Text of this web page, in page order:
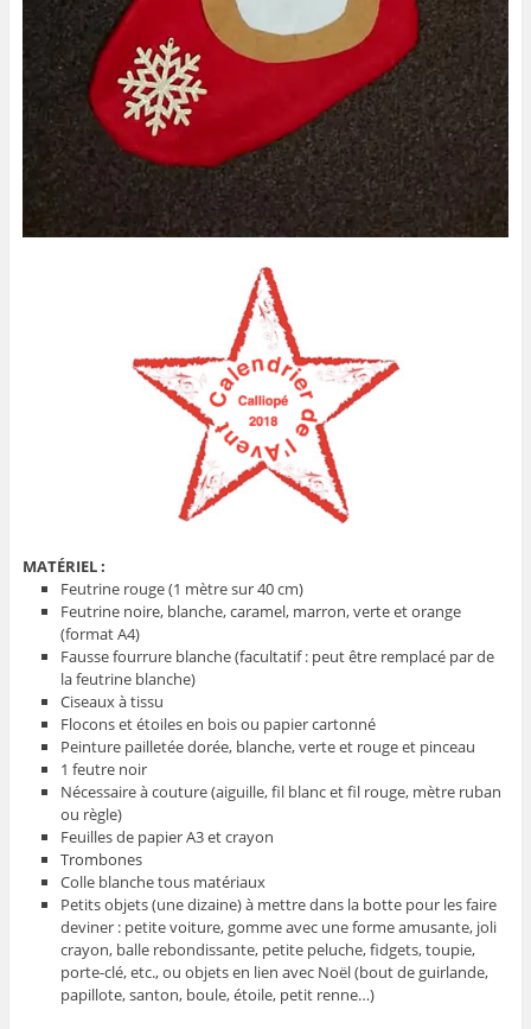
MATÉRIEL :
Feutrine rouge (1 mètre sur 40 cm)
Feutrine noire, blanche, caramel, marron, verte et orange
(format A4)
Fausse fourrure blanche (facultatif : peut être remplacé par de
la feutrine blanche)
Ciseaux à tissu
Flocons et étoiles en bois ou papier cartonné
Peinture pailletée dorée, blanche, verte et rouge et pinceau
1 feutre noir
Nécessaire à couture (aiguille, fil blanc et fil rouge, mètre ruban
ou règle)
Feuilles de papier A3 et crayon
Trombones
Colle blanche tous matériaux
Petits objets (une dizaine) à mettre dans la botte pour les faire
deviner : petite voiture, gomme avec une forme amusante, joli
crayon, balle rebondissante, petite peluche, fidgets, toupie,
porte-clé, etc., ou objets en lien avec Noël (bout de guirlande,
papillote, santon, boule, étoile, petit renne…)